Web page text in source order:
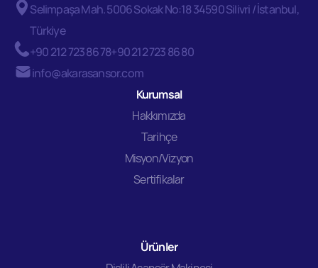
Selimpaşa Mah. 5006 Sokak No:18 34590 Silivri / İstanbul,
Türkiye
+90 212 723 86 78+90 212 723 86 80
info@akarasansor.com
Kurumsal
Hakkımızda
Tarihçe
Misyon/Vizyon
Sertifikalar
Ürünler